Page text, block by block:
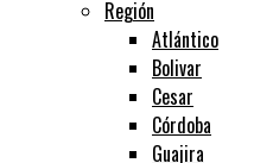
Región
Atlántico
Bolivar
Cesar
Córdoba
Guajira